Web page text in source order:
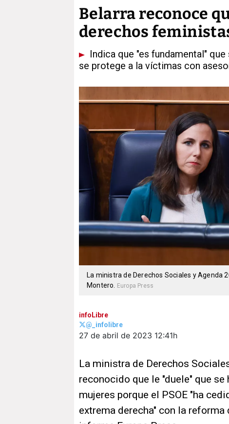
Belarra reconoce
derechos
Indica que "es fundamental"
se protege a la víctimas con
La ministra de Derechos Sociales y Agenda
Montero. Europa Press
infoLibre
@_infolibre
27 de abril de 2023 12:41h
La ministra de Derechos
reconocido que le "duele" que
mujeres porque el PSOE "ha
extrema derecha" con la reforma